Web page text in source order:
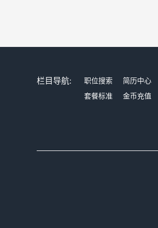
栏目导航: 职位搜索 简历中心
套餐标准
金币充值